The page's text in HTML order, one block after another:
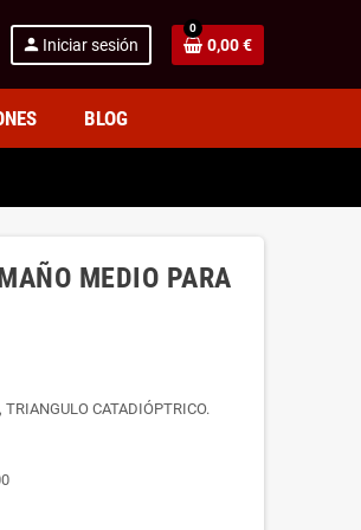
person Iniciar sesión
0
0,00 €
BLOG
MEDIO PARA
CATADIÓPTRICO.